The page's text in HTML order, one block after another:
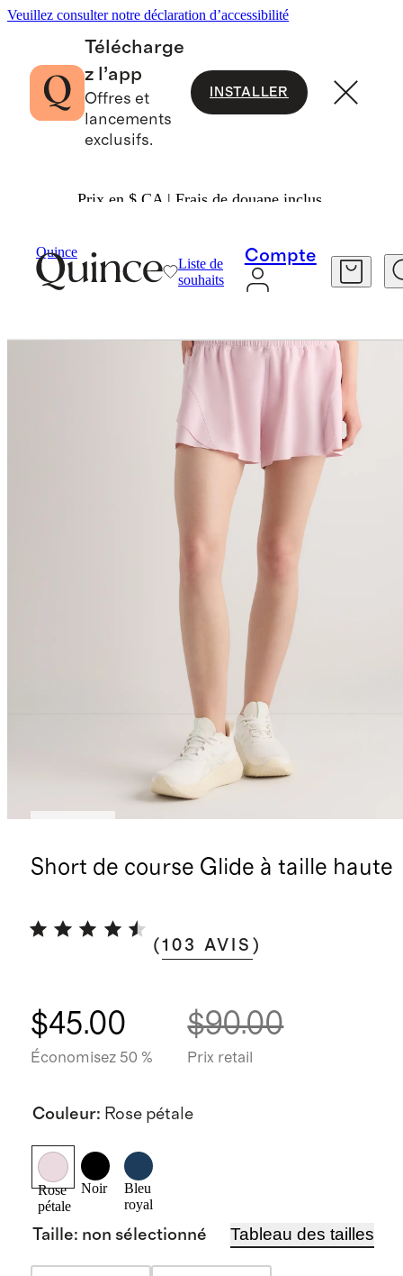
Veuillez consulter notre déclaration d’accessibilité
Télécharge
z l’app
Offres et
lancements
exclusifs.
INSTALLER
Prix en $ CA | Frais de douane inclus.
Quince
Liste de
souhaits
Compte
Short de course Glide à taille haute
(103 AVIS )
$45.00
Économisez 50 %
$90.00
Prix retail
Couleur: Rose pétale
Rose
pétale
Noir
Bleu
royal
Taille: non sélectionné Tableau des tailles